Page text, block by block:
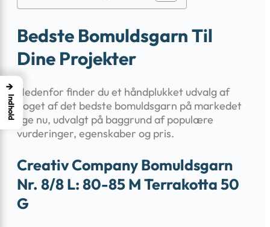
Bedste Bomuldsgarn Til
Dine Projekter
Nedenfor finder du et håndplukket udvalg af
noget af det bedste bomuldsgarn på markedet
lige nu, udvalgt på baggrund af populære
vurderinger, egenskaber og pris.
Creativ Company Bomuldsgarn
Nr. 8/8 L: 80-85 M Terrakotta 50
G
→
Indhold